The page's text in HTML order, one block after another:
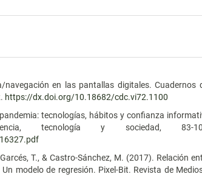
en las pantallas digitales. Cuadernos
https://dx.doi.org/10.18682/cdc.vi72.1100
tecnologías, hábitos y confianza
tecnología y sociedad, 83-
T., & Castro-Sánchez, M. (2017). Relación
modelo de regresión. Pixel-Bit. Revista de